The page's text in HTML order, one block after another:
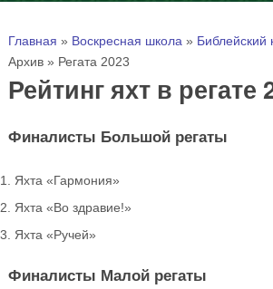
Вы здесь
Главная » Воскресная школа » Библейский
Архив» Регата 2023
Рейтинг яхт в регате
Финалисты Большой регаты
Яхта «Гармония»
Яхта «Во здравие!»
Яхта «Ручей»
Финалисты Малой регаты